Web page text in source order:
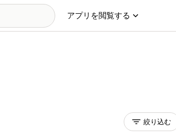
アプリを閲覧する
絞り込む